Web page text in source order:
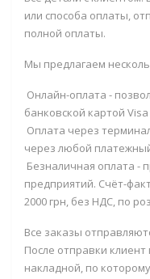
или способа оплаты,
полной оплаты.
Мы предлагаем
Онлайн-оплата -
банковской картой
Оплата через
через любой
Безналичная оплата -
предприятий. Счёт-
2000 грн, без НДС, по
Все заказы
После отправки
накладной, по